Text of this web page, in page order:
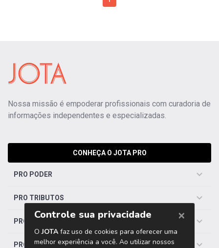
Nossa missão é empoderar profissionais com curadoria de
informações independentes e especializadas.
CONHEÇA O JOTA PRO
PRO PODER
PRO TRIBUTOS
PRO TRABALHISTA
PRO SAÚDE